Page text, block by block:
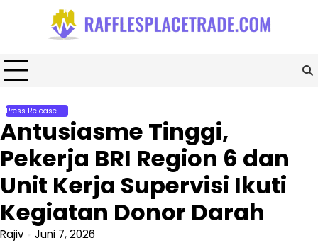
Press Release
Antusiasme Tinggi,
Pekerja BRI Region 6 dan
Unit Kerja Supervisi Ikuti
Kegiatan Donor Darah
Rajiv Juni 7, 2026